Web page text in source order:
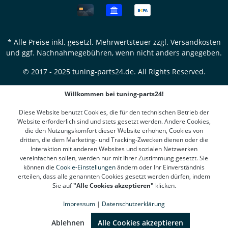
* Alle Preise inkl. gesetzl. Mehrwertsteuer zzgl. Versandkosten
und ggf. Nachnahmegebühren, wenn nicht anders angegeben.
© 2017 - 2025 tuning-parts24.de. All Rights Reserved.
Willkommen bei tuning-parts24!
Diese Website benutzt Cookies, die für den technischen Betrieb der
Website erforderlich sind und stets gesetzt werden. Andere Cookies,
die den Nutzungskomfort dieser Website erhöhen, Cookies von
dritten, die dem Marketing- und Tracking-Zwecken dienen oder die
Interaktion mit anderen Websites und sozialen Netzwerken
vereinfachen sollen, werden nur mit Ihrer Zustimmung gesetzt. Sie
können die Cookie-Einstellungenändern oder Ihr Einverständnis
erteilen, dass alle genannten Cookies gesetzt werden dürfen, indem
Sie auf"Alle Cookies akzeptieren" klicken.
Impressum | Datenschutzerklärung
Ablehnen Alle Cookies akzeptieren
(4.78 / 5)
1310
Bewertungen bei: google.de, shopvote.de ⓘ
Informationen zur Echtheit der Bewertungen